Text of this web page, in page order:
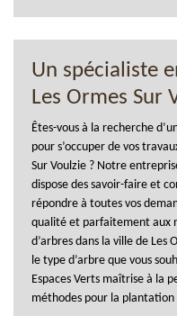
Un spécialiste
Les Ormes Sur
Êtes-vous à la recherche
pour s’occuper de vos
Sur Voulzie ? Notre
dispose des savoir-faire et
répondre à toutes vos
qualité et parfaitement aux
d’arbres dans la ville de Les
le type d’arbre que vous
Espaces Verts maîtrise à la
méthodes pour la plantation